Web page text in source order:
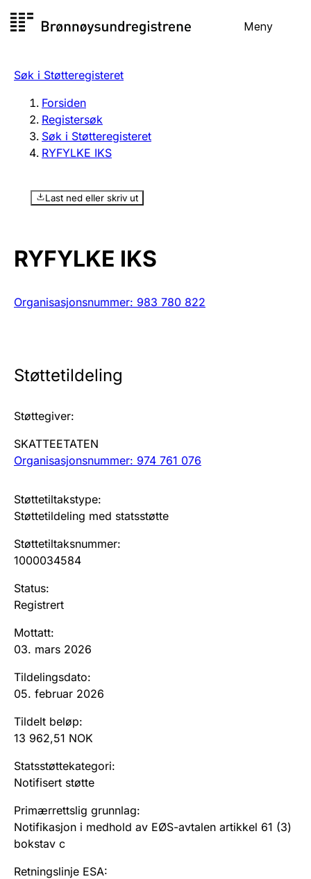
til
Meny
Registersøk
Aksjeselskap
Enkeltpersonforetak
Registrere, endre, slette
Jeger
Ektepaktveileder
Andre tema
Søk i Støtteregisteret
Forsiden
Registersøk
Søk i Støtteregisteret
RYFYLKE IKS
Last ned eller skriv ut
RYFYLKE IKS
Organisasjonsnummer: 983 780 822
Støttetildeling
Støttegiver:
SKATTEETATEN
Organisasjonsnummer: 974 761 076
Støttetiltakstype:
Støttetildeling med statsstøtte
Støttetiltaksnummer:
1000034584
Status:
Registrert
Mottatt:
03. mars 2026
Tildelingsdato:
05. februar 2026
Tildelt beløp:
13 962,51 NOK
Statsstøttekategori:
Notifisert støtte
Primærrettslig grunnlag:
Notifikasjon i medhold av EØS-avtalen artikkel 61 (3)
bokstav c
Retningslinje ESA: